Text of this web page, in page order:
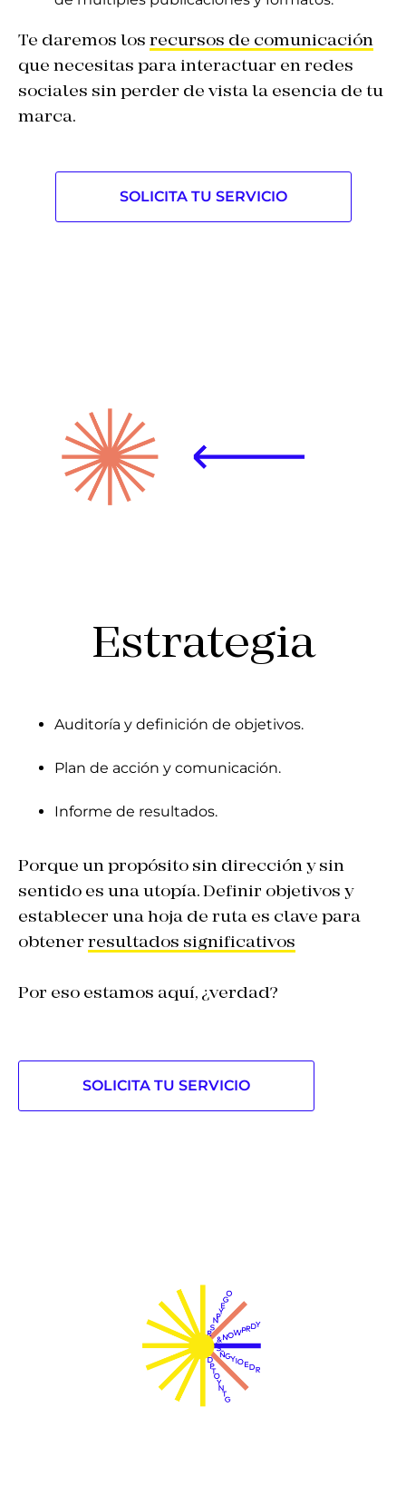
Te daremos los recursos de comunicación
que necesitas para interactuar en redes
sociales sin perder de vista la esencia de tu
marca.
SOLICITA TU SERVICIO
Estrategia
Auditoría y definición de objetivos.
Plan de acción y comunicación.
Informe de resultados.
Porque un propósito sin dirección y sin
sentido es una utopía. Definir objetivos y
establecer una hoja de ruta es clave para
obtener resultados significativos
Por eso estamos aquí, ¿verdad?
SOLICITA TU SERVICIO